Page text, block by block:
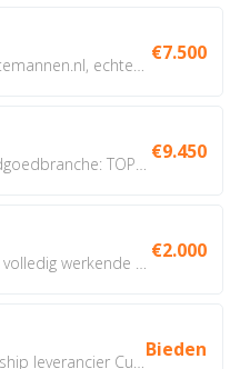
€7.500
€9.450
€2.000
Bieden